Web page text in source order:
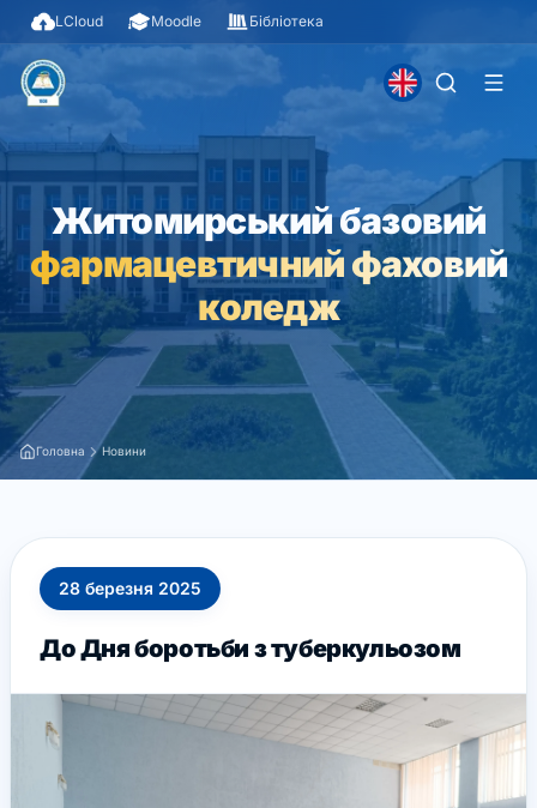
LCloud Moodle Бібліотека
Житомирський базовий
фармацевтичний фаховий
коледж
Головна Новини
28 березня 2025
До Дня боротьби з туберкульозом